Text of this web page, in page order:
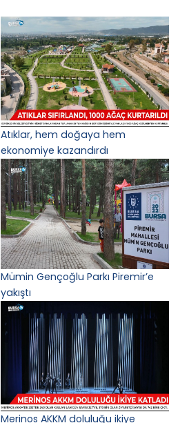
Atıklar, hem doğaya hem
ekonomiye kazandırdı
Mümin Gençoğlu Parkı Piremir’e
yakıştı
Merinos AKKM doluluğu ikiye